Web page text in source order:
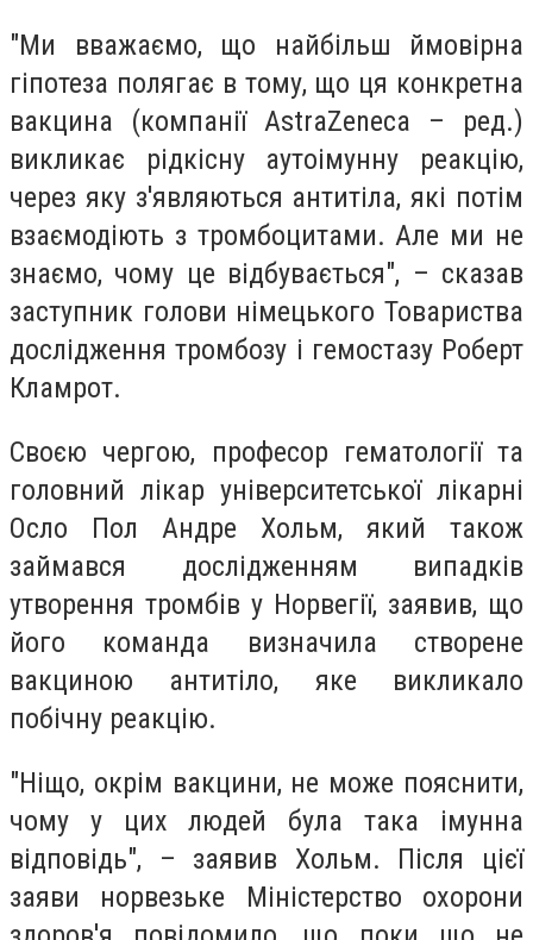
"Ми вважаємо, що найбільш ймовірна
гіпотеза полягає в тому, що ця конкретна
вакцина (компанії AstraZeneca – ред.)
викликає рідкісну аутоімунну реакцію,
через яку з'являються антитіла, які потім
взаємодіють з тромбоцитами. Але ми не
знаємо, чому це відбувається", – сказав
заступник голови німецького Товариства
дослідження тромбозу і гемостазу Роберт
Кламрот.
Своєю чергою, професор гематології та
головний лікар університетської лікарні
Осло Пол Андре Хольм, який також
займався дослідженням випадків
утворення тромбів у Норвегії, заявив, що
його команда визначила створене
вакциною антитіло, яке викликало
побічну реакцію.
"Ніщо, окрім вакцини, не може пояснити,
чому у цих людей була така імунна
відповідь", – заявив Хольм. Після цієї
заяви норвезьке Міністерство охорони